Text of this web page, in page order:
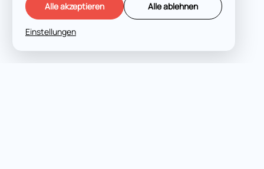
Alle akzeptieren Alle ablehnen
Einstellungen